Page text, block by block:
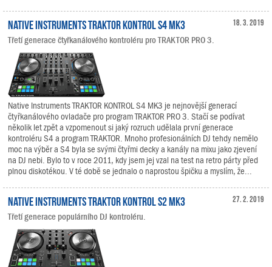
18. 3. 2019
Native Instruments TRAKTOR KONTROL S4 MK3
Třetí generace čtyřkanálového kontroléru pro TRAKTOR PRO 3.
Native Instruments TRAKTOR KONTROL S4 MK3 je nejnovější generací
čtyřkanálového ovladače pro program TRAKTOR PRO 3. Stačí se podívat
několik let zpět a vzpomenout si jaký rozruch udělala první generace
kontroléru S4 a program TRAKTOR. Mnoho profesionálních DJ tehdy nemělo
moc na výběr a S4 byla se svými čtyřmi decky a kanály na mixu jako zjevení
na DJ nebi. Bylo to v roce 2011, kdy jsem jej vzal na test na retro párty před
plnou diskotékou. V té době se jednalo o naprostou špičku a myslím, že...
27. 2. 2019
Native Instruments TRAKTOR KONTROL S2 MK3
Třetí generace populárního DJ kontroléru.